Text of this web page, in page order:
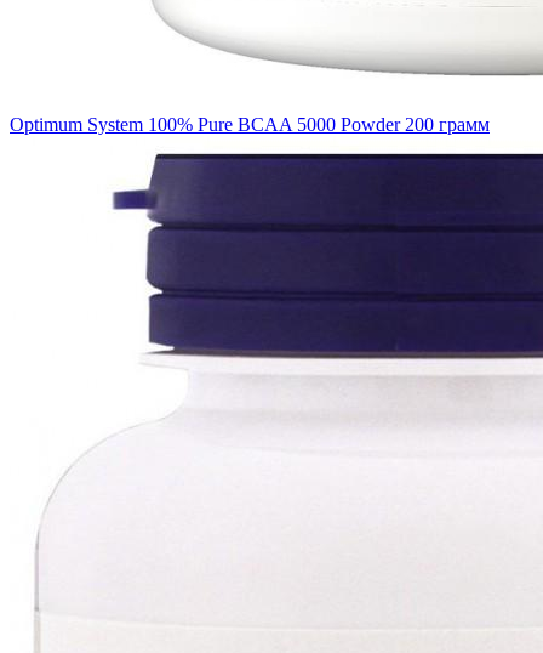
Optimum System 100% Pure BCAA 5000 Powder 200 грамм